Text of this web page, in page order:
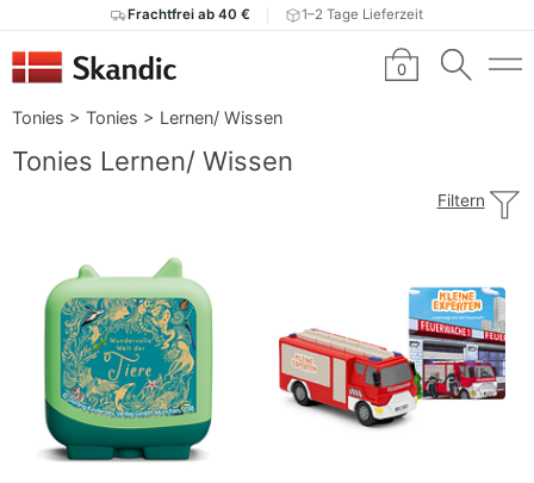
Frachtfrei ab 40 € 1–2 Tage Lieferzeit
0
Tonies > Tonies > Lernen/ Wissen
Tonies Lernen/ Wissen
Filtern